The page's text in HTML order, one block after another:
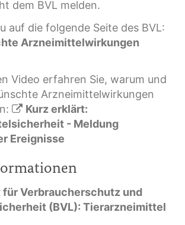
dem BVL melden.
auf die folgende Seite des BVL:
Arzneimittelwirkungen
Video erfahren Sie, warum und
Arzneimittelwirkungen
Kurz erklärt:
- Meldung
Ereignisse
für Verbraucherschutz und
(BVL): Tierarzneimittel